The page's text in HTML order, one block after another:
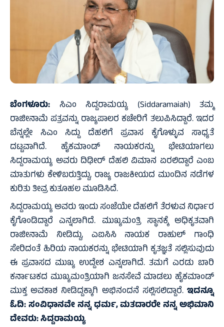
ಬೆಂಗಳೂರು: ಸಿಎಂ ಸಿದ್ದರಾಮಯ್ಯ (Siddaramaiah) ತಮ್ಮ
ರಾಜೀನಾಮೆ ಪತ್ರವನ್ನು ರಾಜ್ಯಪಾಲರ ಕಚೇರಿಗೆ ತಲುಪಿಸಿದ್ದಾರೆ. ಇದರ
ಬೆನ್ನಲ್ಲೇ ಸಿಎಂ ಸಿದ್ದು ದೆಹಲಿಗೆ ಪ್ರವಾಸ ಕೈಗೊಳ್ಳುವ ಸಾಧ್ಯತೆ
ದಟ್ಟವಾಗಿದೆ. ಹೈಕಮಾಂಡ್ ನಾಯಕರನ್ನು ಭೇಟಿಯಾಗಲು
ಸಿದ್ದರಾಮಯ್ಯ ಅವರು ದಿಢೀರ್ ದೆಹಲಿ ವಿಮಾನ ಏರಲಿದ್ದಾರೆ ಎಂಬ
ಮಾತುಗಳು ಕೇಳಿಬರುತ್ತಿದ್ದು, ರಾಜ್ಯ ರಾಜಕೀಯದ ಮುಂದಿನ ನಡೆಗಳ
ಕುರಿತು ತೀವ್ರ ಕುತೂಹಲ ಮೂಡಿಸಿದೆ.
ಸಿದ್ದರಾಮಯ್ಯ ಅವರು ಇಂದು ಸಂಜೆಯೇ ದೆಹಲಿಗೆ ತೆರಳುವ ನಿರ್ಧಾರ
ಕೈಗೊಂಡಿದ್ದಾರೆ ಎನ್ನಲಾಗಿದೆ. ಮುಖ್ಯಮಂತ್ರಿ ಸ್ಥಾನಕ್ಕೆ ಅಧಿಕೃತವಾಗಿ
ರಾಜೀನಾಮೆ ನೀಡಿದ್ದು, ಎಐಸಿಸಿ ನಾಯಕ ರಾಹುಲ್ ಗಾಂಧಿ
ಸೇರಿದಂತೆ ಹಿರಿಯ ನಾಯಕರನ್ನು ಭೇಟಿಯಾಗಿ ಕೃತಜ್ಞತೆ ಸಲ್ಲಿಸುವುದು
ಈ ಪ್ರವಾಸದ ಮುಖ್ಯ ಉದ್ದೇಶ ಎನ್ನಲಾಗಿದೆ. ತಮಗೆ ಎರಡು ಬಾರಿ
ಕರ್ನಾಟಕದ ಮುಖ್ಯಮಂತ್ರಿಯಾಗಿ ಜನಸೇವೆ ಮಾಡಲು ಹೈಕಮಾಂಡ್
ಮುಕ್ತ ಅವಕಾಶ ನೀಡಿದ್ದಕ್ಕಾಗಿ ಅಭಿನಂದನೆ ಸಲ್ಲಿಸಲಿದ್ದಾರೆ. ಇದನ್ನೂ
ಓದಿ:ಸಂವಿಧಾನವೇ ನನ್ನ ಧರ್ಮ, ಮತದಾರರೇ ನನ್ನ ಅಭಿಮಾನಿ
ದೇವರು: ಸಿದ್ದರಾಮಯ್ಯ